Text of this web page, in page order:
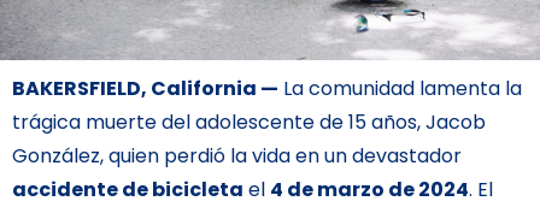
BAKERSFIELD, California — La comunidad lamenta la
trágica muerte del adolescente de 15 años, Jacob
González, quien perdió la vida en un devastador
accidente de bicicleta el 4 de marzo de 2024. El